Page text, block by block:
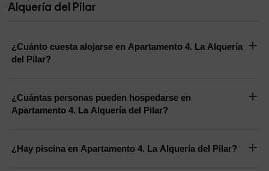
Alquería del Pilar
¿Cuánto cuesta alojarse en Apartamento 4. La Alquería
del Pilar?
¿Cuántas personas pueden hospedarse en
Apartamento 4. La Alquería del Pilar?
¿Hay piscina en Apartamento 4. La Alquería del Pilar?